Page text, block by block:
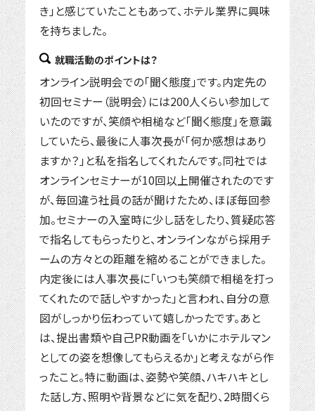
き」と感じていたこともあって、ホテル業界に興味
を持ちました。
就職活動のポイントは？
オンライン説明会での「聞く態度」です。内定先の
初回セミナー（説明会）には200人くらい参加して
いたのですが、笑顔や相槌など「聞く態度」を意識
していたら、最後に人事次長が「何か感想はあり
ますか？」と私を指名してくれたんです。同社では
オンラインセミナーが10回以上開催されたのです
が、毎回違う社員の話が聞けたため、ほぼ毎回参
加。セミナーの入室時に少し話をしたり、質疑応答
で指名してもらったりと、オンラインながら採用チ
ームの方々との距離を縮めることができました。
内定後には人事次長に「いつも笑顔で相槌を打っ
てくれたので話しやすかった」と言われ、自分の意
図がしっかり伝わっていて嬉しかったです。あと
は、提出書類や自己PR動画を「いかにホテルマン
としての姿を想像してもらえるか」と考えながら作
ったこと。特に動画は、姿勢や笑顔、ハキハキとし
た話し方、照明や背景などに気を配り、2時間くら